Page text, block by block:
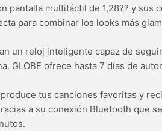
pantalla multitáctil de 1,28?? y
para combinar los looks más
un reloj inteligente capaz de
GLOBE ofrece hasta 7 días de
tus canciones favoritas y
a su conexión Bluetooth que